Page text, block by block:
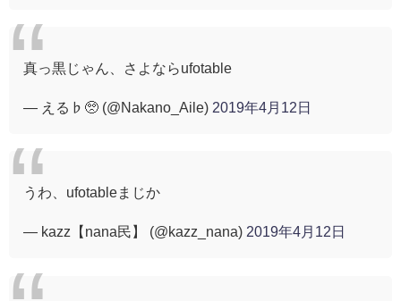
真っ黒じゃん、さよならufotable
— える♭🥺 (@Nakano_Aile) 2019年4月12日
うわ、ufotableまじか
— kazz【nana民】 (@kazz_nana) 2019年4月12日